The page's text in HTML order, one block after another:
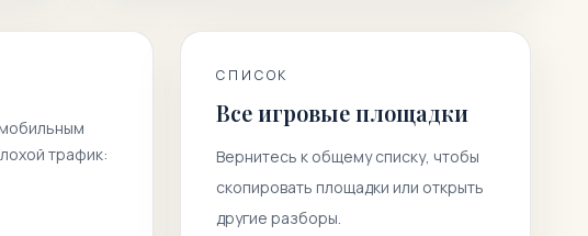
трафик:
СПИСОК
Все игровые площадки
Вернитесь к общему списку, чтобы
скопировать площадки или открыть
другие разборы.